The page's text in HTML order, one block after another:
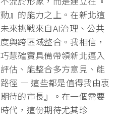
』的能力之上。 在新北這
來挑戰來自AI治理、 公共
與跨區域整合。我相信，
慧確實具備帶領新北邁入
估、 能整合多方意見、能
徑 — 這些都是值得我由衷
待的市長』。 在一個需要
代，這份期待尤其珍